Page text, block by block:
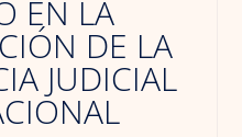
EN LA
DE LA
JUDICIAL